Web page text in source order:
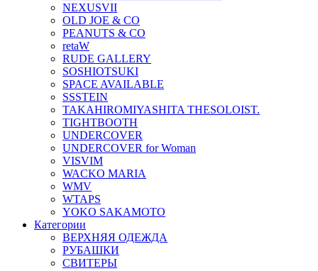
NEXUSVII
OLD JOE & CO
PEANUTS & CO
retaW
RUDE GALLERY
SOSHIOTSUKI
SPACE AVAILABLE
SSSTEIN
TAKAHIROMIYASHITA THESOLOIST.
TIGHTBOOTH
UNDERCOVER
UNDERCOVER for Woman
VISVIM
WACKO MARIA
WMV
WTAPS
YOKO SAKAMOTO
Категории
ВЕРХНЯЯ ОДЕЖДА
РУБАШКИ
СВИТЕРЫ